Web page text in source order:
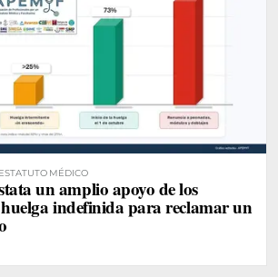
MÉDICO
un amplio apoyo de los
indefinida para reclamar un